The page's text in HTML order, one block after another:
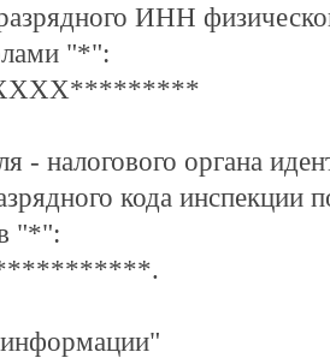
ИНН
"*":
- налогового органа
кода
"*":